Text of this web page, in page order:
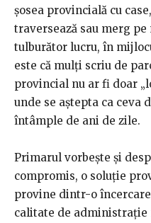
șosea provincială cu
traversează sau merg
tulburător lucru, în
este că mulți scriu de
provincial nu ar fi doar
unde se aștepta ca ceva
întâmple de ani de zile.
Primarul vorbește și
compromis, o soluție
provine dintr-o
calitate de administrație